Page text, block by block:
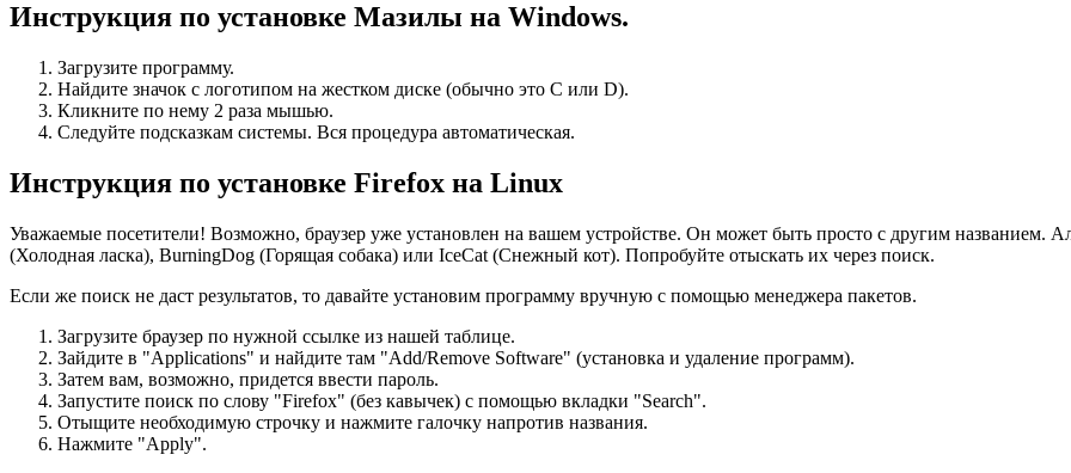
Инструкция по установке Мазилы на Windows.
Загрузите программу.
Найдите значок с логотипом на жестком диске (обычно это C или D).
Кликните по нему 2 раза мышью.
Следуйте подсказкам системы. Вся процедура автоматическая.
Инструкция по установке Firefox на Linux
Уважаемые посетители! Возможно, браузер уже установлен на вашем устройстве. Он может быть просто с другим названием.
(Холодная ласка), BurningDog (Горящая собака) или IceCat (Снежный кот). Попробуйте отыскать их через поиск.
Если же поиск не даст результатов, то давайте установим программу вручную с помощью менеджера пакетов.
Загрузите браузер по нужной ссылке из нашей таблице.
Зайдите в "Applications" и найдите там "Add/Remove Software" (установка и удаление программ).
Затем вам, возможно, придется ввести пароль.
Запустите поиск по слову "Firefox" (без кавычек) с помощью вкладки "Search".
Отыщите необходимую строчку и нажмите галочку напротив названия.
Нажмите "Apply".